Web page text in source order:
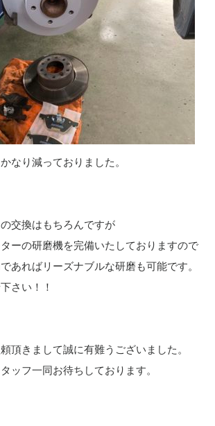
なり減っておりました。
交換はもちろんですが
ーの研磨機を完備いたしておりますので
あればリーズナブルな研磨も可能です。
さい！！
頂きまして誠に有難うございました。
ッフ一同お待ちしております。